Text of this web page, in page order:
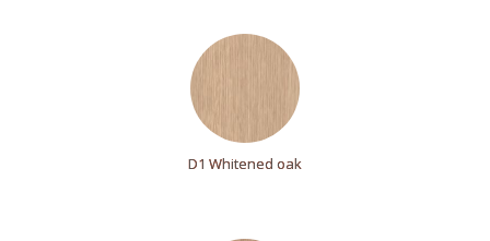
D1 Whitened oak